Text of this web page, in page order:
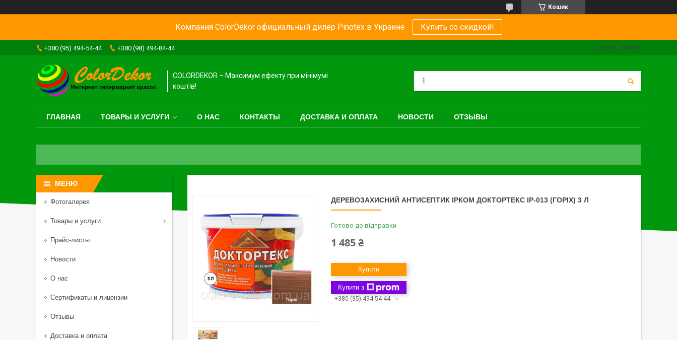
Кошик
Компания ColorDekor официальный дилер Pinotex в Украине Купить со скидкой!
+380 (95) 494-54-44 +380 (98) 494-84-44 Дніпро, Україна
COLORDEKOR – Максимум ефекту при мінімумі
коштів!
ГЛАВНАЯ ТОВАРЫ И УСЛУГИ О НАС КОНТАКТЫ ДОСТАВКА И ОПЛАТА НОВОСТИ ОТЗЫВЫ
ДЕРЕВОЗАХИСНИЙ АНТИСЕПТИК ІРКОМ ДОКТОРТЕКС IP-013 (ГОРІХ) 3 Л
Готово до відправки
1 485 ₴
Купити
Купити з
+380 (95) 494-54-44
Фотогалерея
Товары и услуги
Прайс-листы
Новости
О нас
Сертификаты и лицензии
Отзывы
Доставка и оплата